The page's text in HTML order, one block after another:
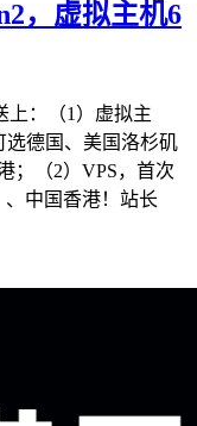
，虚拟主机6
上：（1）虚拟主
选德国、美国洛杉矶
；（2）VPS，首次
、中国香港！站长